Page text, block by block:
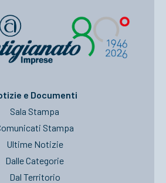
e Documenti
Sala Stampa
Stampa
Ultime Notizie
Dalle Categorie
Dal Territorio